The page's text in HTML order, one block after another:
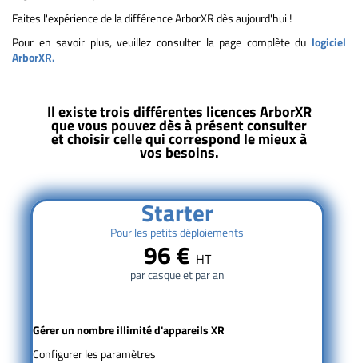
Faites l'expérience de la différence ArborXR dès aujourd'hui !
Pour en savoir plus, veuillez consulter la page complète du logiciel
ArborXR.
Il existe trois différentes licences ArborXR
que vous pouvez dès à présent consulter
et choisir celle qui correspond le mieux à
vos besoins.
Starter
Pour les petits déploiements
96 € HT
par casque et par an
Gérer un nombre illimité d'appareils XR
Configurer les paramètres